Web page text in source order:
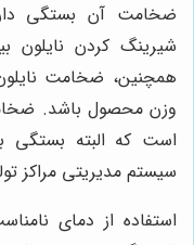
ضخامت آن بستگی
همچنین، ضخامت
است که البته بستگی
سیستم مدیریتی مراکز
استفاده از دمای